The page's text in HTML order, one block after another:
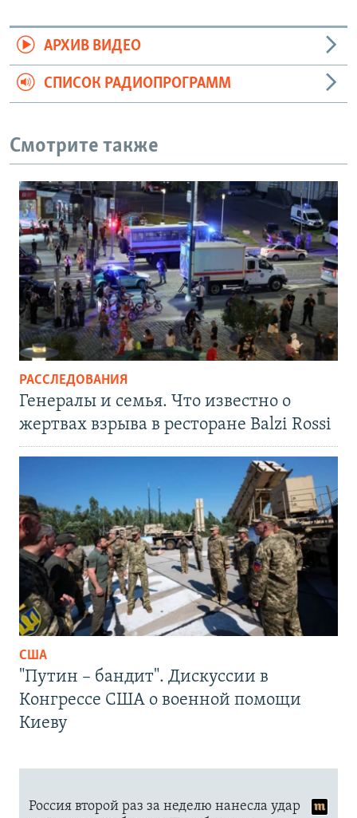
АРХИВ ВИДЕО
СПИСОК РАДИОПРОГРАММ
Смотрите также
РАССЛЕДОВАНИЯ
Генералы и семья. Что известно о
жертвах взрыва в ресторане Balzi Rossi
США
"Путин – бандит". Дискуссии в
Конгрессе США о военной помощи
Киеву